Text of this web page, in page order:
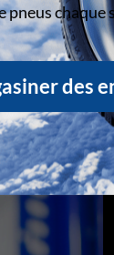
pneus chaque
des